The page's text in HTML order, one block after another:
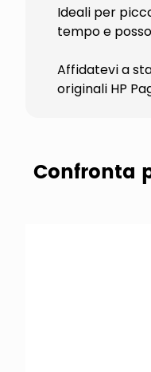
Ideali per
tempo e
Affidatevi a
originali HP
Confronta